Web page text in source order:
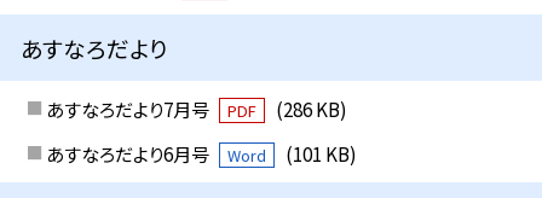
あすなろだより
あすなろだより7月号 PDF
(286 KB)
あすなろだより6月号
Word (101 KB)